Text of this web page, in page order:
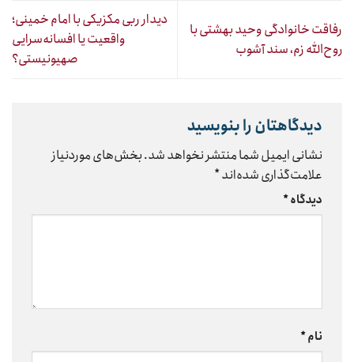
رفاقت خانوادگی وحید بهشتی با
روح‌الله زم، سند آشوب
دیدار ربی مکزیکی با امام خمینی؛
واقعیت یا افسانه‌سرایی
صهیونیستی؟
دیدگاهتان را بنویسید
نشانی ایمیل شما منتشر نخواهد شد.بخش‌های موردنیاز
علامت‌گذاری شده‌اند*
دیدگاه*
نام*